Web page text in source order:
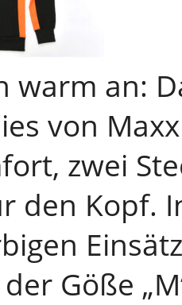
warm an:
von
zwei
den Kopf.
Göße